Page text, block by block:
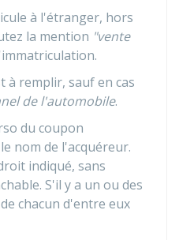
à l'étranger, hors
la mention "vente
à remplir, sauf en cas
de l'automobile.
du coupon
nom de l'acquéreur.
indiqué, sans
S'il y a un ou des
chacun d'entre eux